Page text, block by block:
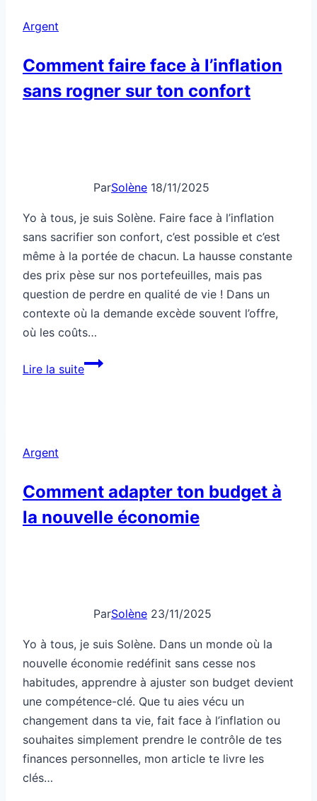
Argent
Comment faire face à l’inflation
sans rogner sur ton confort
ParSolène 18/11/2025
Yo à tous, je suis Solène. Faire face à l’inflation
sans sacrifier son confort, c’est possible et c’est
même à la portée de chacun. La hausse constante
des prix pèse sur nos portefeuilles, mais pas
question de perdre en qualité de vie ! Dans un
contexte où la demande excède souvent l’offre,
où les coûts…
Lire la suiteComment
sur
ton
Argent
Comment adapter ton budget à
la nouvelle économie
ParSolène 23/11/2025
Yo à tous, je suis Solène. Dans un monde où la
nouvelle économie redéfinit sans cesse nos
habitudes, apprendre à ajuster son budget devient
une compétence-clé. Que tu aies vécu un
changement dans ta vie, fait face à l’inflation ou
souhaites simplement prendre le contrôle de tes
finances personnelles, mon article te livre les
clés…